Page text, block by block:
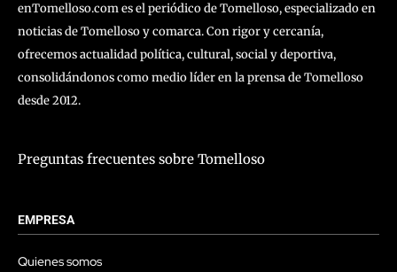
enTomelloso.com es el periódico de Tomelloso, especializado en
noticias de Tomelloso y comarca. Con rigor y cercanía,
ofrecemos actualidad política, cultural, social y deportiva,
consolidándonos como medio líder en la prensa de Tomelloso
desde 2012.
Preguntas frecuentes sobre Tomelloso
EMPRESA
Quienes somos